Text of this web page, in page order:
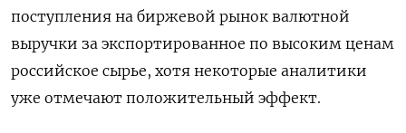
поступления на биржевой рынок валютной
выручки за экспортированное по высоким ценам
российское сырье, хотя некоторые аналитики
уже отмечают положительный эффект.